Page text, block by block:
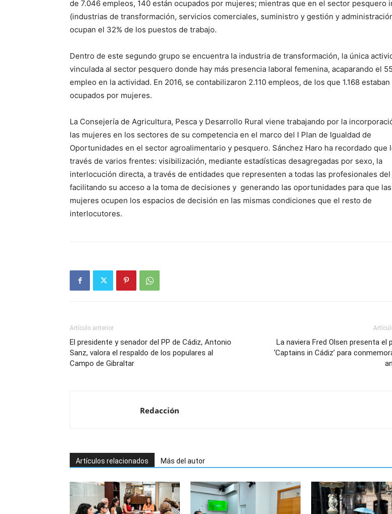
de 7.046 empleos, 140 están ocupados por mujeres; mientras que en el sector pesquero
(industrias de transformación, servicios comerciales, suministro y gestión y
ocupan el 32% de los puestos de trabajo.
Dentro de este segundo grupo se encuentra la industria de transformación, la única
vinculada al sector pesquero donde hay más presencia laboral femenina, acaparando el
empleo en la actividad. En 2016, se contabilizaron 2.110 empleos, de los que 1.168 estaban
ocupados por mujeres.
La Consejería de Agricultura, Pesca y Desarrollo Rural viene trabajando por la
las mujeres en los sectores de su competencia en el marco del I Plan de Igualdad de
Oportunidades en el sector agroalimentario y pesquero. Sánchez Haro ha recordado que
través de varios frentes: visibilización, mediante estadísticas desagregadas por sexo, la
interlocución directa, a través de entidades que representen a todas las profesionales del
facilitando su acceso a la toma de decisiones y generando las oportunidades para que las
mujeres ocupen los espacios de decisión en las mismas condiciones que el resto de
interlocutores.
Artículo anterior
El presidente y senador del PP de Cádiz, Antonio
Sanz, valora el respaldo de los populares al
Campo de Gibraltar
La naviera Fred Olsen presenta el
‘Captains in Cádiz’ para
Redacción
Artículos relacionados Más del autor